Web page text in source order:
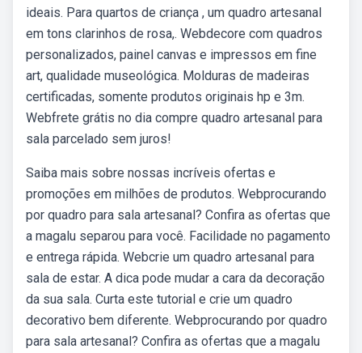
ideais. Para quartos de criança , um quadro artesanal
em tons clarinhos de rosa,. Webdecore com quadros
personalizados, painel canvas e impressos em fine
art, qualidade museológica. Molduras de madeiras
certificadas, somente produtos originais hp e 3m.
Webfrete grátis no dia compre quadro artesanal para
sala parcelado sem juros!
Saiba mais sobre nossas incríveis ofertas e
promoções em milhões de produtos. Webprocurando
por quadro para sala artesanal? Confira as ofertas que
a magalu separou para você. Facilidade no pagamento
e entrega rápida. Webcrie um quadro artesanal para
sala de estar. A dica pode mudar a cara da decoração
da sua sala. Curta este tutorial e crie um quadro
decorativo bem diferente. Webprocurando por quadro
para sala artesanal? Confira as ofertas que a magalu